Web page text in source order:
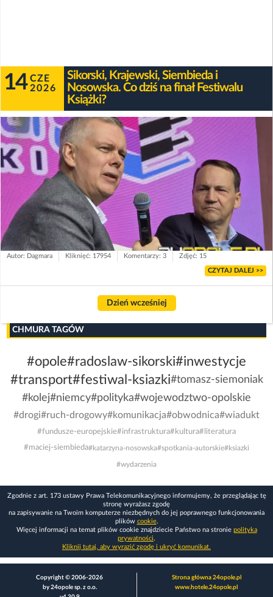
14 CZE
2026
Sikorski, Krajewski, Siembieda i
Nosowska. Co dziś na finał Festiwalu
Książki?
Autor: Dagmara Kliknięć: 17954 Komentarzy: 3 Zdjęć: 15
CZYTAJ DALEJ >>
Dzień wcześniej
CHMURA TAGÓW
#opole#radoslaw-sikorski#inwestycje
#transport#festiwal-ksiazki#tomasz-siemoniak
#kolej#niemcy#polityka#wojewodztwo-opolskie
#drogi#ruch-drogowy#komunikacja#obwodnica#wiadukt
#fundusze-europejskie#infrastruktura#kultura#literatura
#maciej-siembieda#katarzyna-nosowska#spotkania-autorskie#ksiazki
#wydarzenia
Zgodnie z art. 173 ustawy Prawa Telekomunikacyjnego informujemy, że przeglądając tę
stronę wyrażasz zgodę
na zapisywanie na Twoim komputerze niezbędnych do jej poprawnego funkcjonowania
plików cookie.
Więcej informacji na temat plików cookie znajdziecie Państwo na stronie polityka
prywatności.
Kliknij tutaj, aby wyrazić zgodę i ukryć komunikat.
Copyright © 2006-2026
by 24opole sp. z o.o.
Strona główna 24opole.pl
www.hotele.24opole.pl